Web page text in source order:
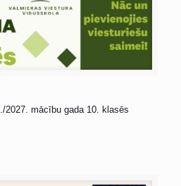
2027. mācību gada 10. klasēs